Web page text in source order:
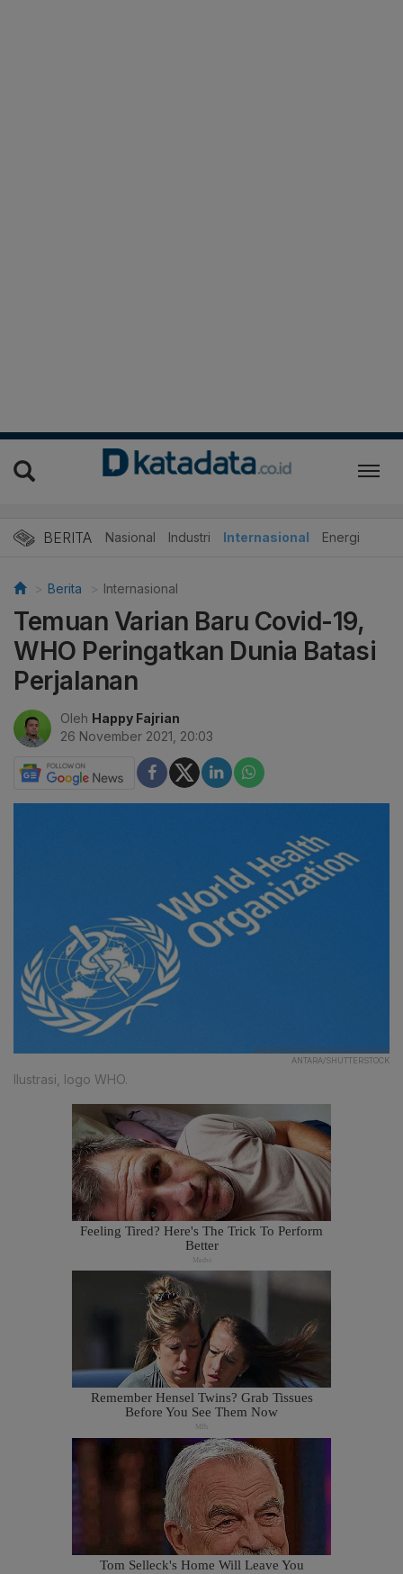
BERITA Nasional Industri Internasional Energi
Berita Internasional
Temuan Varian Baru Covid-19,
WHO Peringatkan Dunia Batasi
Perjalanan
Oleh Happy Fajrian
26 November 2021, 20:03
ANTARA/SHUTTERSTOCK
Ilustrasi, logo WHO.